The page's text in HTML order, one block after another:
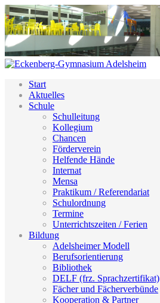
Start
Aktuelles
Schule
Schulleitung
Kollegium
Chancen
Förderverein
Helfende Hände
Internat
Mensa
Praktikum / Referendariat
Schulordnung
Termine
Unterrichtszeiten / Ferien
Bildung
Adelsheimer Modell
Berufsorientierung
Bibliothek
DELF (frz. Sprachzertifikat)
Fächer und Fächerverbünde
Kooperation & Partner